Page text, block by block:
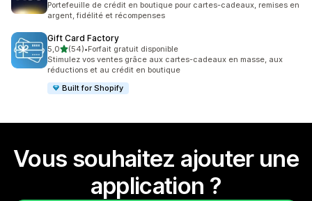
Portefeuille de crédit en boutique pour cartes-cadeaux, remises en
argent, fidélité et récompenses
Gift Card Factory
5,0étoile(s) sur 5
(54)
54 avis au total
•Forfait gratuit disponible
Stimulez vos ventes grâce aux cartes-cadeaux en masse, aux
réductions et au crédit en boutique
Built for Shopify
Vous souhaitez ajouter une
application ?